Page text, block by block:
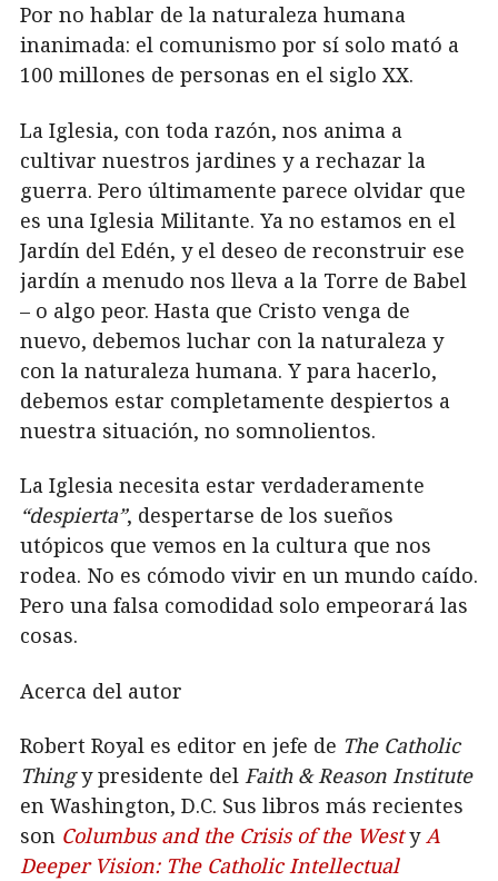
Por no hablar de la naturaleza humana
inanimada: el comunismo por sí solo mató a
100 millones de personas en el siglo XX.
La Iglesia, con toda razón, nos anima a
cultivar nuestros jardines y a rechazar la
guerra. Pero últimamente parece olvidar que
es una Iglesia Militante. Ya no estamos en el
Jardín del Edén, y el deseo de reconstruir ese
jardín a menudo nos lleva a la Torre de Babel
– o algo peor. Hasta que Cristo venga de
nuevo, debemos luchar con la naturaleza y
con la naturaleza humana. Y para hacerlo,
debemos estar completamente despiertos a
nuestra situación, no somnolientos.
La Iglesia necesita estar verdaderamente
“despierta”, despertarse de los sueños
utópicos que vemos en la cultura que nos
rodea. No es cómodo vivir en un mundo caído.
Pero una falsa comodidad solo empeorará las
cosas.
Acerca del autor
Robert Royal es editor en jefe de The Catholic
Thingy presidente del Faith & Reason Institute
en Washington, D.C. Sus libros más recientes
son Columbus and the Crisis of the WestyA
Deeper Vision: The Catholic Intellectual